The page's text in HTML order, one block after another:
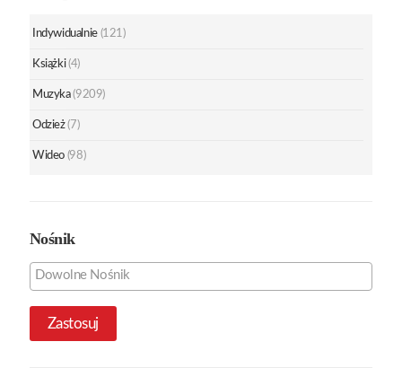
Indywidualnie (121)
Książki (4)
Muzyka (9209)
Odzież (7)
Wideo (98)
Nośnik
Zastosuj